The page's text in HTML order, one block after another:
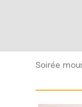
Soirée